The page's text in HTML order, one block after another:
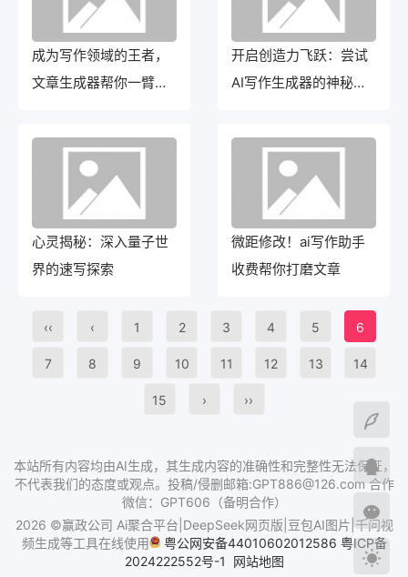
成为写作领域的王者，
文章生成器帮你一臂之
开启创造力飞跃：尝试
AI写作生成器的神秘力
心灵揭秘：深入量子世
界的速写探索
微距修改！ai写作助手
收费帮你打磨文章
‹‹ ‹ 1 2 3 4 5 6
7 8 9 10 11 12 13 14
15 › ››
本站所有内容均由AI生成，其生成内容的准确性和完整性无法保证，
不代表我们的态度或观点。投稿/侵删邮箱:GPT886@126.com 合作
微信：GPT606（备明合作）
2026 ©赢政公司 Ai聚合平台|DeepSeek网页版|豆包AI图片|千问视
频生成等工具在线使用
粤公网安备44010602012586 粤ICP备
2024222552号-1
网站地图